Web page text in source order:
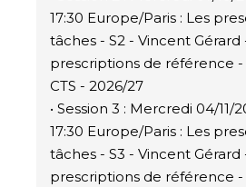
17:30 Europe/Paris : Les
tâches - S2 - Vincent Gérard
prescriptions de référence -
CTS - 2026/27
• Session 3 : Mercredi 04/11/
17:30 Europe/Paris : Les
tâches - S3 - Vincent Gérard
prescriptions de référence -